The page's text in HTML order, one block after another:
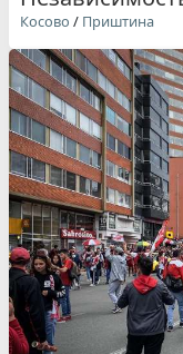
Косово / Приштина